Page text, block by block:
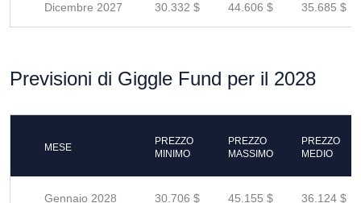
Dicembre 2027 30.332 $ 44.606 $ 35.685 $
Previsioni di Giggle Fund per il 2028
MESE
PREZZO
MINIMO
PREZZO
MASSIMO
PREZZO
MEDIO
Gennaio 2028 30.706 $ 45.155 $ 36.124 $